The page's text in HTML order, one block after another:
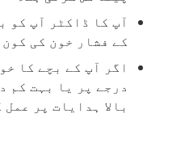
آپ کا ڈاکٹر آپ کو
کے فشار خون کی
اگر آپ کے بچے کا
درجے پر یا بہت کم
بالا ہدایات پر عمل